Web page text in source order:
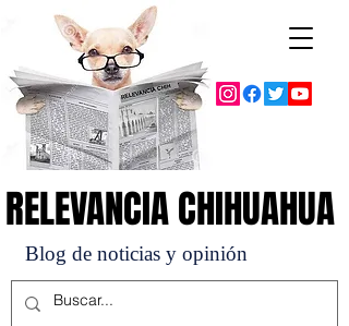
Blog de noticias y opinión
RELEVANCIA CHIHUAHUA
RELEVANCIA CHIHUAHUA